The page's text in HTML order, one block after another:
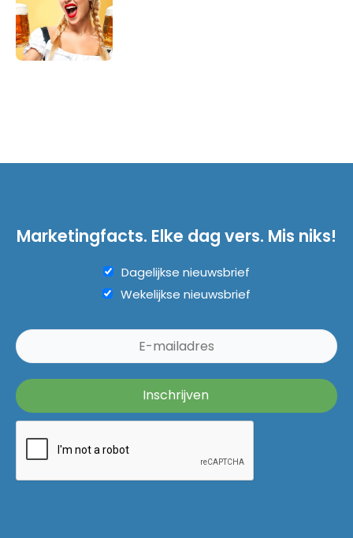
Marketingfacts. Elke dag vers. Mis niks!
Dagelijkse nieuwsbrief
Wekelijkse nieuwsbrief